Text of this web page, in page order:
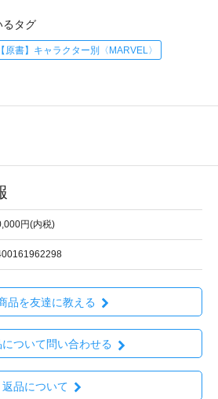
るタグ
【原書】キャラクター別〈MARVEL〉
円(内税)
品を友達に教える
ついて問い合わせる
返品について